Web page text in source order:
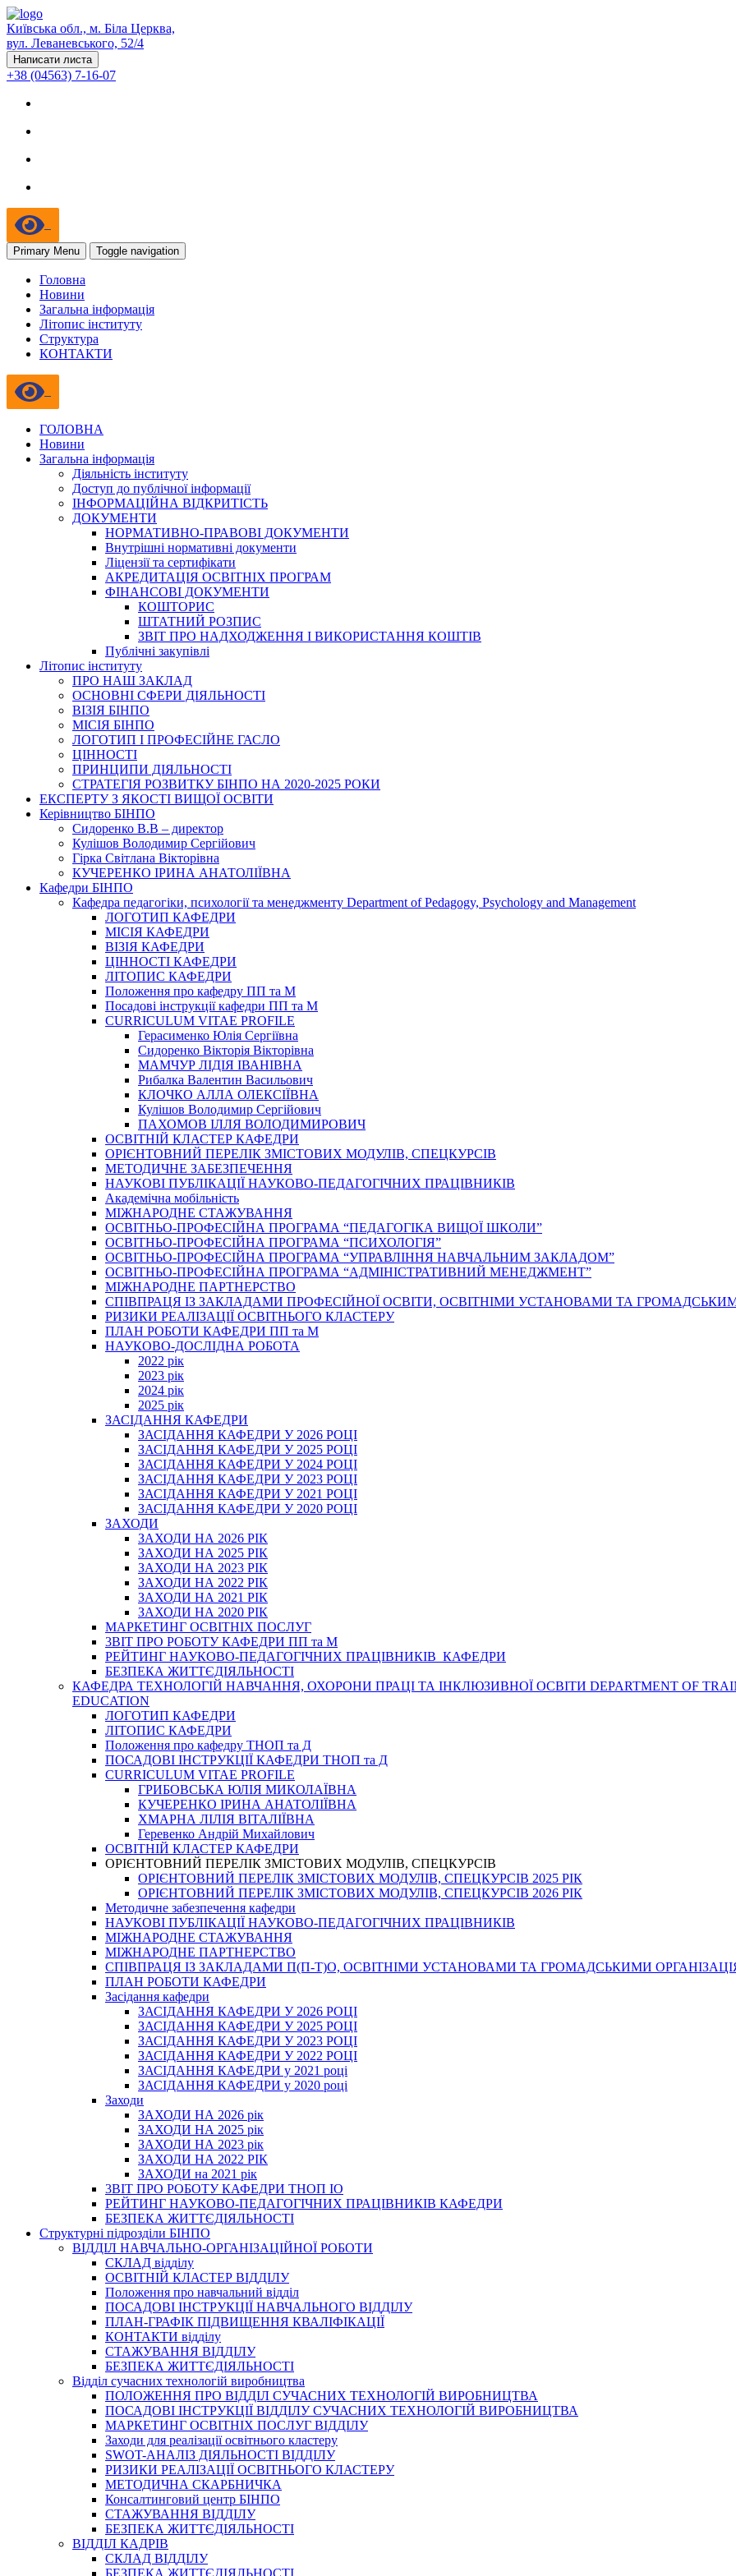
Київська обл., м. Біла Церква,
вул. Леваневського, 52/4
Написати листа
+38 (04563) 7-16-07
Primary Menu Toggle navigation
Головна
Новини
Загальна інформація
Літопис інституту
Структура
КОНТАКТИ
ГОЛОВНА
Новини
Загальна інформація
Діяльність інституту
Доступ до публічної інформації
ІНФОРМАЦІЙНА ВІДКРИТІСТЬ
ДОКУМЕНТИ
НОРМАТИВНО-ПРАВОВІ ДОКУМЕНТИ
Внутрішні нормативні документи
Ліцензії та сертифікати
АКРЕДИТАЦІЯ ОСВІТНІХ ПРОГРАМ
ФІНАНСОВІ ДОКУМЕНТИ
КОШТОРИС
ШТАТНИЙ РОЗПИС
ЗВІТ ПРО НАДХОДЖЕННЯ І ВИКОРИСТАННЯ КОШТІВ
Публічні закупівлі
Літопис інституту
ПРО НАШ ЗАКЛАД
ОСНОВНІ СФЕРИ ДІЯЛЬНОСТІ
ВІЗІЯ БІНПО
МІСІЯ БІНПО
ЛОГОТИП І ПРОФЕСІЙНЕ ГАСЛО
ЦІННОСТІ
ПРИНЦИПИ ДІЯЛЬНОСТІ
СТРАТЕГІЯ РОЗВИТКУ БІНПО НА 2020-2025 РОКИ
ЕКСПЕРТУ З ЯКОСТІ ВИЩОЇ ОСВІТИ
Керівництво БІНПО
Сидоренко В.В – директор
Кулішов Володимир Сергійович
Гірка Світлана Вікторівна
КУЧЕРЕНКО ІРИНА АНАТОЛІЇВНА
Кафедри БІНПО
Кафедра педагогіки, психології та менеджменту Department of Pedagogy, Psychology and Management
ЛОГОТИП КАФЕДРИ
МІСІЯ КАФЕДРИ
ВІЗІЯ КАФЕДРИ
ЦІННОСТІ КАФЕДРИ
ЛІТОПИС КАФЕДРИ
Положення про кафедру ПП та М
Посадові інструкції кафедри ПП та М
CURRICULUM VITAE PROFILE
Герасименко Юлія Сергіївна
Сидоренко Вікторія Вікторівна
МАМЧУР ЛІДІЯ ІВАНІВНА
Рибалка Валентин Васильович
КЛОЧКО АЛЛА ОЛЕКСІЇВНА
Кулішов Володимир Сергійович
ПАХОМОВ ІЛЛЯ ВОЛОДИМИРОВИЧ
ОСВІТНІЙ КЛАСТЕР КАФЕДРИ
ОРІЄНТОВНИЙ ПЕРЕЛІК ЗМІСТОВИХ МОДУЛІВ, СПЕЦКУРСІВ
МЕТОДИЧНЕ ЗАБЕЗПЕЧЕННЯ
НАУКОВІ ПУБЛІКАЦІЇ НАУКОВО-ПЕДАГОГІЧНИХ ПРАЦІВНИКІВ
Академічна мобільність
МІЖНАРОДНЕ СТАЖУВАННЯ
ОСВІТНЬО-ПРОФЕСІЙНА ПРОГРАМА “ПЕДАГОГІКА ВИЩОЇ ШКОЛИ”
ОСВІТНЬО-ПРОФЕСІЙНА ПРОГРАМА “ПСИХОЛОГІЯ”
ОСВІТНЬО-ПРОФЕСІЙНА ПРОГРАМА “УПРАВЛІННЯ НАВЧАЛЬНИМ ЗАКЛАДОМ”
ОСВІТНЬО-ПРОФЕСІЙНА ПРОГРАМА “АДМІНІСТРАТИВНИЙ МЕНЕДЖМЕНТ”
МІЖНАРОДНЕ ПАРТНЕРСТВО
СПІВПРАЦЯ ІЗ ЗАКЛАДАМИ ПРОФЕСІЙНОЇ ОСВІТИ, ОСВІТНІМИ УСТАНОВАМИ ТА
РИЗИКИ РЕАЛІЗАЦІЇ ОСВІТНЬОГО КЛАСТЕРУ
ПЛАН РОБОТИ КАФЕДРИ ПП та М
НАУКОВО-ДОСЛІДНА РОБОТА
2022 рік
2023 рік
2024 рік
2025 рік
ЗАСІДАННЯ КАФЕДРИ
ЗАСІДАННЯ КАФЕДРИ У 2026 РОЦІ
ЗАСІДАННЯ КАФЕДРИ У 2025 РОЦІ
ЗАСІДАННЯ КАФЕДРИ У 2024 РОЦІ
ЗАСІДАННЯ КАФЕДРИ У 2023 РОЦІ
ЗАСІДАННЯ КАФЕДРИ У 2021 РОЦІ
ЗАСІДАННЯ КАФЕДРИ У 2020 РОЦІ
ЗАХОДИ
ЗАХОДИ НА 2026 РІК
ЗАХОДИ НА 2025 РІК
ЗАХОДИ НА 2023 РІК
ЗАХОДИ НА 2022 РІК
ЗАХОДИ НА 2021 РІК
ЗАХОДИ НА 2020 РІК
МАРКЕТИНГ ОСВІТНІХ ПОСЛУГ
3BIT ПРО РОБОТУ КАФЕДРИ ПП та М
РЕЙТИНГ НАУКОВО-ПЕДАГОГІЧНИХ ПРАЦІВНИКІВ КАФЕДРИ
БЕЗПЕКА ЖИТТЄДІЯЛЬНОСТІ
КАФЕДРА ТЕХНОЛОГІЙ НАВЧАННЯ, ОХОРОНИ ПРАЦІ ТА ІНКЛЮЗИВНОЇ ОСВІТИ DEPARTMENT OF
EDUCATION
ЛОГОТИП КАФЕДРИ
ЛІТОПИС КАФЕДРИ
Положення про кафедру ТНОП та Д
ПОСАДОВІ ІНСТРУКЦІЇ КАФЕДРИ ТНОП та Д
CURRICULUM VITAE PROFILE
ГРИБОВСЬКА ЮЛІЯ МИКОЛАЇВНА
КУЧЕРЕНКО ІРИНА АНАТОЛІЇВНА
ХМАРНА ЛІЛІЯ ВІТАЛІЇВНА
Геревенко Андрій Михайлович
ОСВІТНІЙ КЛАСТЕР КАФЕДРИ
ОРІЄНТОВНИЙ ПЕРЕЛІК ЗМІСТОВИХ МОДУЛІВ, СПЕЦКУРСІВ
ОРІЄНТОВНИЙ ПЕРЕЛІК ЗМІСТОВИХ МОДУЛІВ, СПЕЦКУРСІВ 2025 РІК
ОРІЄНТОВНИЙ ПЕРЕЛІК ЗМІСТОВИХ МОДУЛІВ, СПЕЦКУРСІВ 2026 РІК
Методичне забезпечення кафедри
НАУКОВІ ПУБЛІКАЦІЇ НАУКОВО-ПЕДАГОГІЧНИХ ПРАЦІВНИКІВ
МІЖНАРОДНЕ СТАЖУВАННЯ
МІЖНАРОДНЕ ПАРТНЕРСТВО
СПІВПРАЦЯ ІЗ ЗАКЛАДАМИ П(П-Т)О, ОСВІТНІМИ УСТАНОВАМИ ТА ГРОМАДСЬКИМИ
ПЛАН РОБОТИ КАФЕДРИ
Засідання кафедри
ЗАСІДАННЯ КАФЕДРИ У 2026 РОЦІ
ЗАСІДАННЯ КАФЕДРИ У 2025 РОЦІ
ЗАСІДАННЯ КАФЕДРИ У 2023 РОЦІ
ЗАСІДАННЯ КАФЕДРИ У 2022 РОЦІ
ЗАСІДАННЯ КАФЕДРИ у 2021 році
ЗАСІДАННЯ КАФЕДРИ у 2020 році
Заходи
ЗАХОДИ НА 2026 рік
ЗАХОДИ НА 2025 рік
ЗАХОДИ НА 2023 рік
ЗАХОДИ НА 2022 РІК
ЗАХОДИ на 2021 рік
3BIT ПРО РОБОТУ КАФЕДРИ ТНОП ІО
РЕЙТИНГ НАУКОВО-ПЕДАГОГІЧНИХ ПРАЦІВНИКІВ КАФЕДРИ
БЕЗПЕКА ЖИТТЄДІЯЛЬНОСТІ
Структурні підрозділи БІНПО
ВІДДІЛ НАВЧАЛЬНО-ОРГАНІЗАЦІЙНОЇ РОБОТИ
СКЛАД відділу
ОСВІТНІЙ КЛАСТЕР ВІДДІЛУ
Положення про навчальний вiддiл
ПОСАДОВІ ІНСТРУКЦІЇ НАВЧАЛЬНОГО ВІДДІЛУ
ПЛАН-ГРАФІК ПІДВИЩЕННЯ КВАЛІФІКАЦІЇ
КОНТАКТИ відділу
СТАЖУВАННЯ ВІДДІЛУ
БЕЗПЕКА ЖИТТЄДІЯЛЬНОСТІ
Відділ сучасних технологій виробництва
ПОЛОЖЕННЯ ПРО ВІДДІЛ СУЧАСНИХ ТЕХНОЛОГІЙ ВИРОБНИЦТВА
ПОСАДОВІ ІНСТРУКЦІЇ ВІДДІЛУ СУЧАСНИХ ТЕХНОЛОГІЙ ВИРОБНИЦТВА
МАРКЕТИНГ ОСВІТНІХ ПОСЛУГ ВІДДІЛУ
Заходи для реалізації освітнього кластеру
SWOT-АНАЛІЗ ДІЯЛЬНОСТІ ВІДДІЛУ
РИЗИКИ РЕАЛІЗАЦІЇ ОСВІТНЬОГО КЛАСТЕРУ
МЕТОДИЧНА СКАРБНИЧКА
Консалтинговий центр БІНПО
СТАЖУВАННЯ ВІДДІЛУ
БЕЗПЕКА ЖИТТЄДІЯЛЬНОСТІ
ВІДДІЛ КАДРІВ
СКЛАД ВІДДІЛУ
БЕЗПЕКА ЖИТТЄДІЯЛЬНОСТІ